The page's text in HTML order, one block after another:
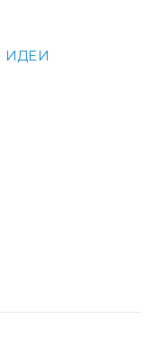
ИДЕИ